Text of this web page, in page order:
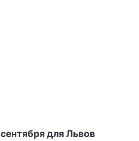
для Львов